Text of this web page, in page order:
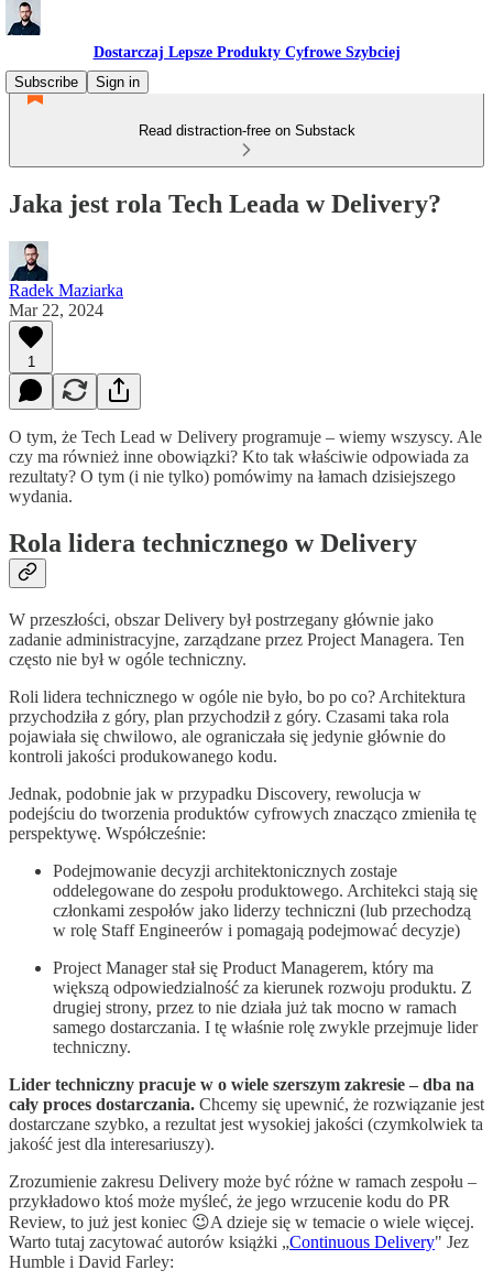
Dostarczaj Lepsze Produkty Cyfrowe Szybciej
Subscribe
Sign in
Read distraction-free on Substack
Jaka jest rola Tech Leada w Delivery?
Radek Maziarka
Mar 22, 2024
1
O tym, że Tech Lead w Delivery programuje – wiemy wszyscy. Ale
czy ma również inne obowiązki? Kto tak właściwie odpowiada za
rezultaty? O tym (i nie tylko) pomówimy na łamach dzisiejszego
wydania.
Rola lidera technicznego w Delivery
W przeszłości, obszar Delivery był postrzegany głównie jako
zadanie administracyjne, zarządzane przez Project Managera. Ten
często nie był w ogóle techniczny.
Roli lidera technicznego w ogóle nie było, bo po co? Architektura
przychodziła z góry, plan przychodził z góry. Czasami taka rola
pojawiała się chwilowo, ale ograniczała się jedynie głównie do
kontroli jakości produkowanego kodu.
Jednak, podobnie jak w przypadku Discovery, rewolucja w
podejściu do tworzenia produktów cyfrowych znacząco zmieniła tę
perspektywę. Współcześnie:
Podejmowanie decyzji architektonicznych zostaje
oddelegowane do zespołu produktowego. Architekci stają się
członkami zespołów jako liderzy techniczni (lub przechodzą
w rolę Staff Engineerów i pomagają podejmować decyzje)
Project Manager stał się Product Managerem, który ma
większą odpowiedzialność za kierunek rozwoju produktu. Z
drugiej strony, przez to nie działa już tak mocno w ramach
samego dostarczania. I tę właśnie rolę zwykle przejmuje lider
techniczny.
Lider techniczny pracuje w o wiele szerszym zakresie – dba na
cały proces dostarczania. Chcemy się upewnić, że rozwiązanie jest
dostarczane szybko, a rezultat jest wysokiej jakości (czymkolwiek ta
jakość jest dla interesariuszy).
Zrozumienie zakresu Delivery może być różne w ramach zespołu –
przykładowo ktoś może myśleć, że jego wrzucenie kodu do PR
Review, to już jest koniec 😉A dzieje się w temacie o wiele więcej.
Warto tutaj zacytować autorów książki „Continuous Delivery" Jez
Humble i David Farley: